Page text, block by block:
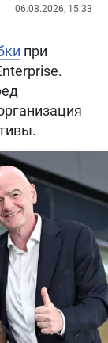
06.08.2026, 15:33
при